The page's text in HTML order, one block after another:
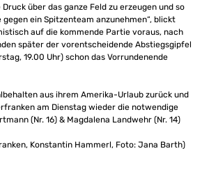
über das ganze Feld zu erzeugen und so
ein Spitzenteam anzunehmen“, blickt
auf die kommende Partie voraus, nach
später der vorentscheidende Abstiegsgipfel
19.00 Uhr) schon das Vorrundenende
aus ihrem Amerika-Urlaub zurück und
am Dienstag wieder die notwendige
(Nr. 16) & Magdalena Landwehr (Nr. 14)
Konstantin Hammerl, Foto: Jana Barth)